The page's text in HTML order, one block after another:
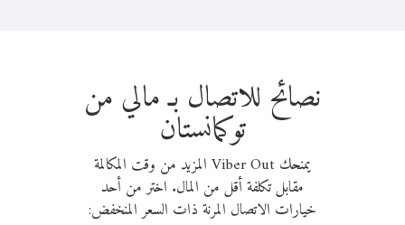
نصائح للاتصال بـ مالي من
توكمانستان
يمنحك Viber Out المزيد من وقت المكالمة
مقابل تكلفة أقل من المال. اختر من أحد
خيارات الاتصال المرنة ذات السعر المنخفض: